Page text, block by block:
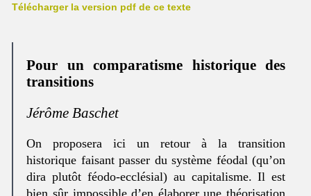
Télécharger la version pdf de ce texte
Pour un comparatisme historique des
transitions
Jérôme Baschet
On proposera ici un retour à la transition
historique faisant passer du système féodal (qu’on
dira plutôt féodo-ecclésial) au capitalisme. Il est